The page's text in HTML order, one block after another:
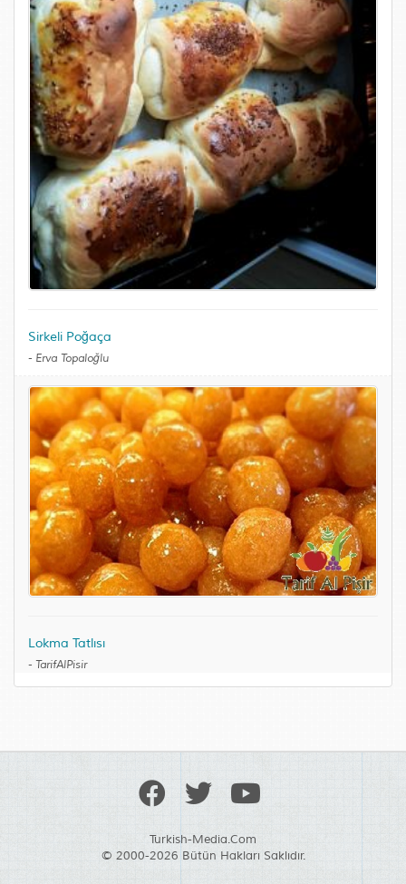
Sirkeli Poğaça
- Erva Topaloğlu
Lokma Tatlısı
- TarifAlPisir
Turkish-Media.Com
© 2000-2026 Bütün Hakları Saklıdır.